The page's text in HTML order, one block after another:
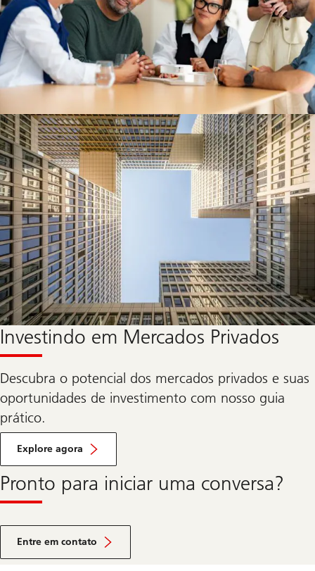
Investindo em Mercados Privados
Descubra o potencial dos mercados privados e suas
oportunidades de investimento com nosso guia
prático.
Explore agora
Pronto para iniciar uma conversa?
Entre em contato